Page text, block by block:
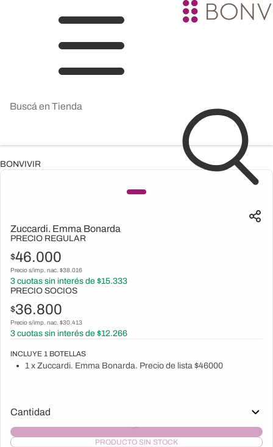
BONVIVIR
Zuccardi. Emma Bonarda
PRECIO REGULAR
$46.000
Precio s/imp. nac. $38.016
3 cuotas sin interés de $15.333
PRECIO SOCIOS
$36.800
Precio s/imp. nac. $30.413
3 cuotas sin interés de $12.266
INCLUYE 1 BOTELLAS
1 x Zuccardi. Emma Bonarda. Precio de lista $46000
Cantidad
PRODUCTO SIN STOCK